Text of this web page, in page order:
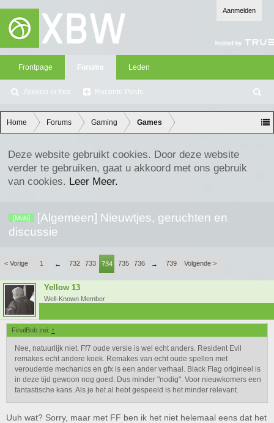
Aanmelden
Frontpage Forums
Zoeken in fora Recente Posts
Leden
oe
ke
n
Home Forums Gaming Games
Deze website gebruikt cookies. Door deze website
verder te gebruiken, gaat u akkoord met ons gebruik
van cookies. Leer Meer.
[Multi]
[Algemeen] Nieuwtjes, geruchten en
discussie
< Vorige 1 ← 732 733 734 735 736 → 739 Volgende >
Yellow 13
Well-Known Member
FinalBob zei: ↑
Nee, natuurlijk niet. Ff7 oude versie is wel echt anders. Resident Evil
remakes echt andere koek. Remakes van echt oude spellen met
verouderde mechanics en gfx is een ander verhaal. Black Flag origineel is
in deze tijd gewoon nog goed. Dus minder "nodig". Voor nieuwkomers een
fantastische kans. Als je het al hebt gespeeld is het minder relevant.
Uuh wat? Sorry, maar met FF ben ik het niet helemaal eens dat het